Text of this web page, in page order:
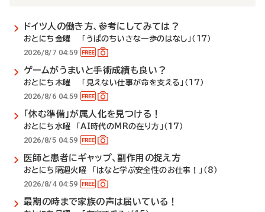
ドイツ人の働き方、参考にしてみては？
おとにち金曜 「うぱのちいさな一歩のはなし」（17）
2026/8/7 04:59
ゲームがうまいと手術成績も良い？
おとにち木曜 「見えない仕事が命を支える」（17）
2026/8/6 04:59
「休む準備」が属人化を見つける！
おとにち水曜 「AI時代のMRの在り方」（17）
2026/8/5 04:59
医師と患者にギャップ、副作用の捉え方
おとにち隔週火曜 「はなと学ぶ安全性のお仕事！」（8）
2026/8/4 04:59
最期の時まで家族の声は届いている！